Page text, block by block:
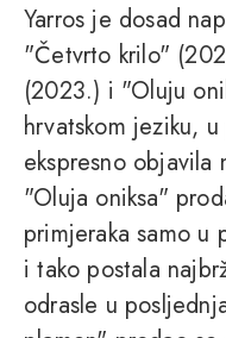
Yarros je dosad
"Četvrto krilo"
(2023.) i "Oluju
hrvatskom jeziku,
ekspresno objavila
"Oluja oniksa"
primjeraka samo
i tako postala
odrasle u